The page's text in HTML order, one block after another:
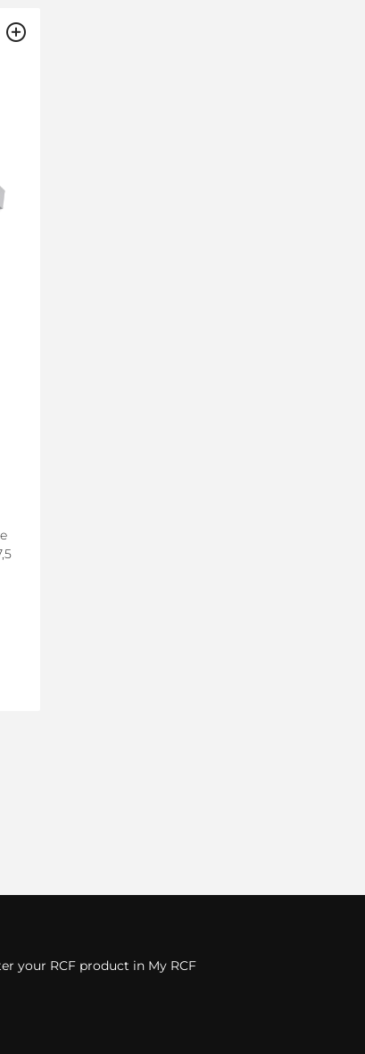
your RCF product in My RCF